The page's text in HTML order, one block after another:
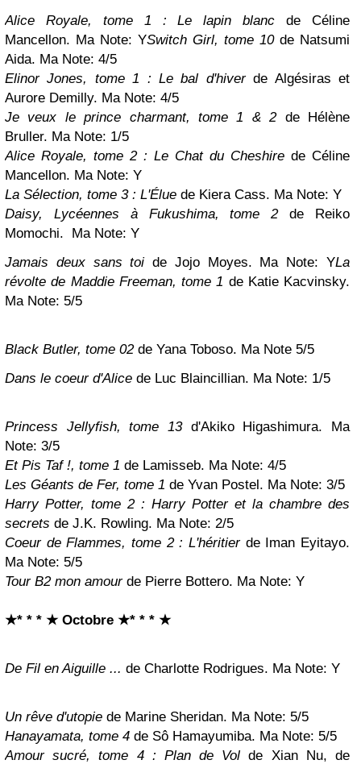
Alice Royale, tome 1 : Le lapin blanc de Céline
Mancellon. Ma Note: YSwitch Girl, tome 10 de Natsumi
Aida. Ma Note: 4/5
Elinor Jones, tome 1 : Le bal d'hiverde Algésiras et
Aurore Demilly. Ma Note: 4/5
Je veux le prince charmant, tome 1 & 2de Hélène
Bruller. Ma Note: 1/5
Alice Royale, tome 2 : Le Chat du Cheshire de Céline
Mancellon. Ma Note: Y
La Sélection, tome 3 : L'Élue de Kiera Cass. Ma Note: Y
Daisy, Lycéennes à Fukushima, tome 2de Reiko
Momochi.
Ma Note: Y
Jamais deux sans toide Jojo Moyes. Ma Note:YLa
révolte de Maddie Freeman, tome 1 de Katie Kacvinsky.
Ma Note: 5/5
Black Butler, tome 02de Yana Toboso. Ma Note 5/5
Dans le coeur d'Alice de Luc Blaincillian. Ma Note: 1/5
Princess Jellyfish, tome 13d'Akiko Higashimura. Ma
Note: 3/5
Et Pis Taf !, tome 1 de Lamisseb. Ma Note: 4/5
Les Géants de Fer, tome 1 de Yvan Postel. Ma Note: 3/5
Harry Potter, tome 2 : Harry Potter et la chambre des
secrets de J.K. Rowling. Ma Note: 2/5
Coeur de Flammes, tome 2 : L'héritierde Iman Eyitayo.
Ma Note: 5/5
Tour B2 mon amour de Pierre Bottero. Ma Note: Y
★* * * ★ Octobre ★* * * ★
De Fil en Aiguille ... de Charlotte Rodrigues. Ma Note: Y
Un rêve d'utopie de Marine Sheridan. Ma Note: 5/5
Hanayamata, tome 4 de Sô Hamayumiba. Ma Note: 5/5
Amour sucré, tome 4 : Plan de Volde Xian Nu, de